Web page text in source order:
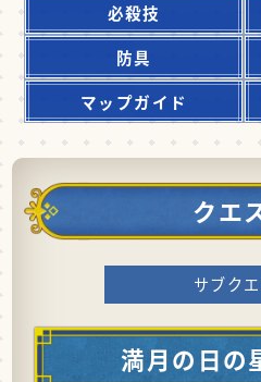
必殺技
防具
マップガイド
クエ
サブク
満月の日の